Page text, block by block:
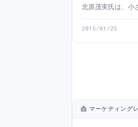
北原茂実氏は、小
社会を良くする唯
2015/01/25
📩 マーケティング